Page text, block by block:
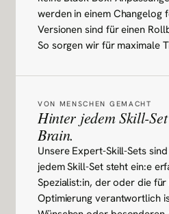
werden in einem Changelog
Versionen sind für einen
So sorgen wir für maximale
VON MENSCHEN GEMACHT
Hinter jedem Skill-
Brain.
Unsere Expert-Skill-Sets
jedem Skill-Set steht ein:e
Spezialist:in, der oder die
Optimierung verantwortlich